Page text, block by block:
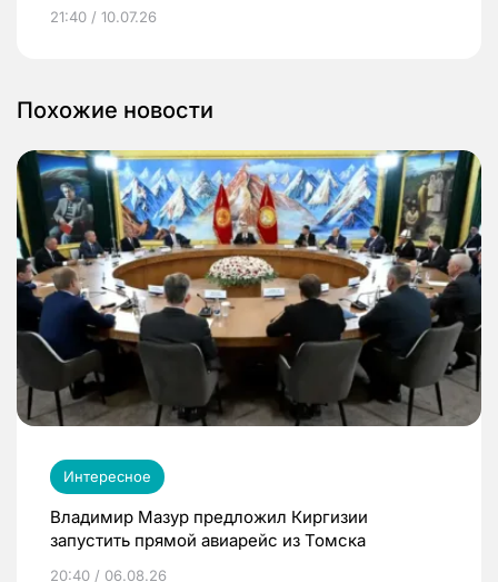
21:40 / 10.07.26
Похожие новости
Интересное
Владимир Мазур предложил Киргизии
запустить прямой авиарейс из Томска
20:40 / 06.08.26